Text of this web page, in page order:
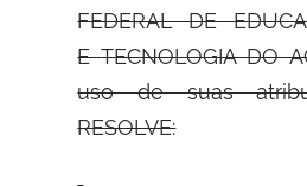
FEDERAL DE
ETECNOLOGIA DO
uso de suas
RESOLVE: